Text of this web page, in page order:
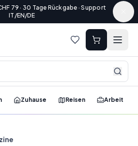
79 · 30 Tage Rückgabe · Support
IT/EN/DE
Zuhause Reisen Arbeit